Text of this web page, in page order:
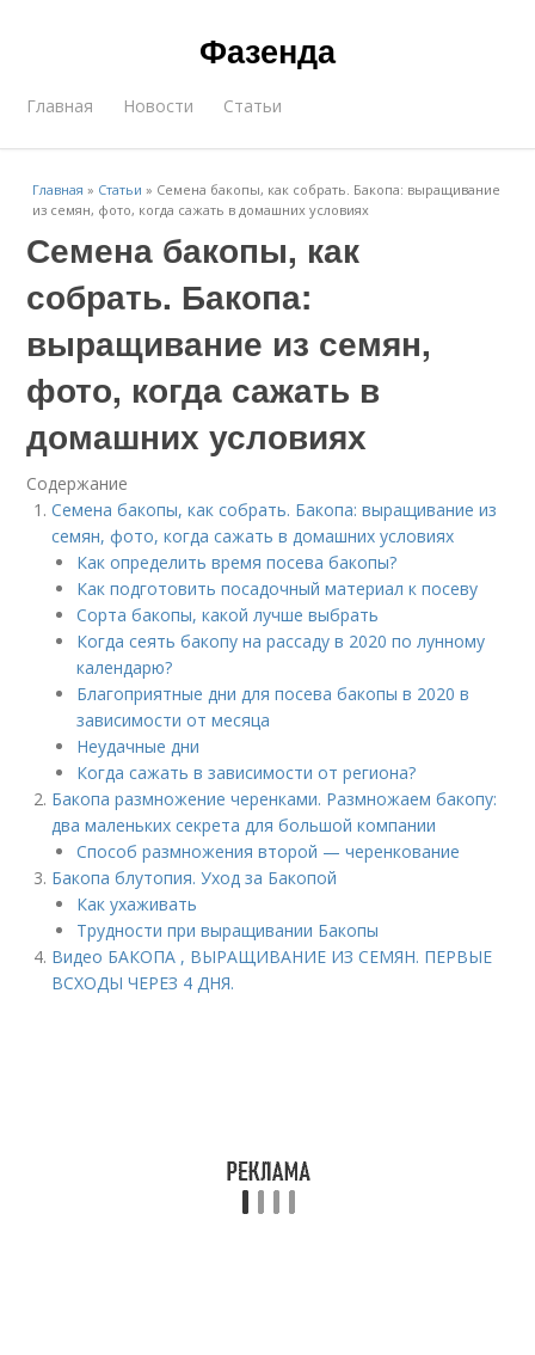
Фазенда
Главная Новости Статьи
Главная » Статьи » Семена бакопы, как собрать. Бакопа: выращивание
из семян, фото, когда сажать в домашних условиях
Семена бакопы, как
собрать. Бакопа:
выращивание из семян,
фото, когда сажать в
домашних условиях
Содержание
Семена бакопы, как собрать. Бакопа: выращивание из
семян, фото, когда сажать в домашних условиях
Как определить время посева бакопы?
Как подготовить посадочный материал к посеву
Сорта бакопы, какой лучше выбрать
Когда сеять бакопу на рассаду в 2020 по лунному
календарю?
Благоприятные дни для посева бакопы в 2020 в
зависимости от месяца
Неудачные дни
Когда сажать в зависимости от региона?
Бакопа размножение черенками. Размножаем бакопу:
два маленьких секрета для большой компании
Способ размножения второй — черенкование
Бакопа блутопия. Уход за Бакопой
Как ухаживать
Трудности при выращивании Бакопы
Видео БАКОПА , ВЫРАЩИВАНИЕ ИЗ СЕМЯН. ПЕРВЫЕ
ВСХОДЫ ЧЕРЕЗ 4 ДНЯ.